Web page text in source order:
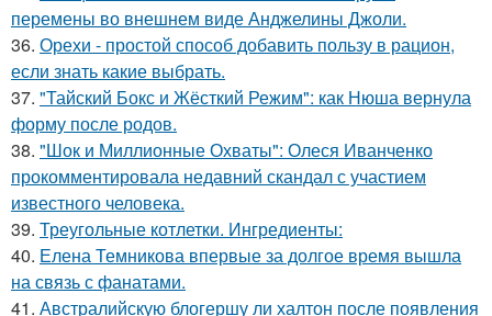
перемены во внешнем виде Анджелины Джоли.
36. Орехи - простой способ добавить пользу в рацион,
если знать какие выбрать.
37. "Тайский Бокс и Жёсткий Режим": как Нюша вернула
форму после родов.
38. "Шок и Миллионные Охваты": Олеся Иванченко
прокомментировала недавний скандал с участием
известного человека.
39. Треугольные котлетки. Ингредиенты:
40. Елена Темникова впервые за долгое время вышла
на связь с фанатами.
41. Австралийскую блогершу ли халтон после появления